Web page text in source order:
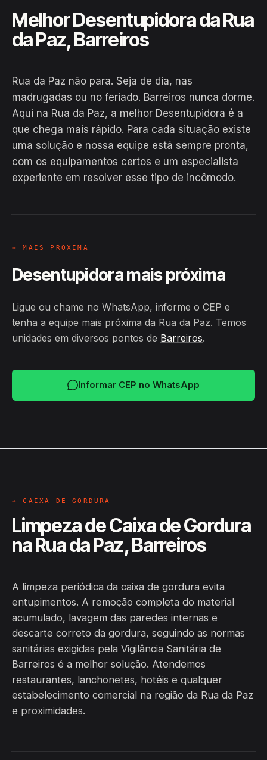
Melhor Desentupidora da Rua
da Paz, Barreiros
Rua da Paz não para. Seja de dia, nas
madrugadas ou no feriado. Barreiros nunca dorme.
Aqui na Rua da Paz, a melhor Desentupidora é a
que chega mais rápido. Para cada situação existe
uma solução e nossa equipe está sempre pronta,
com os equipamentos certos e um especialista
experiente em resolver esse tipo de incômodo.
EM CAMPO
→ MAIS PRÓXIMA
Desentupidora mais próxima
Ligue ou chame no WhatsApp, informe o CEP e
tenha a equipe mais próxima da Rua da Paz. Temos
unidades em diversos pontos de Barreiros.
Informar CEP no WhatsApp
→ CAIXA DE GORDURA
Limpeza de Caixa de Gordura
na Rua da Paz, Barreiros
A limpeza periódica da caixa de gordura evita
entupimentos. A remoção completa do material
acumulado, lavagem das paredes internas e
descarte correto da gordura, seguindo as normas
sanitárias exigidas pela Vigilância Sanitária de
Barreiros é a melhor solução. Atendemos
restaurantes, lanchonetes, hotéis e qualquer
estabelecimento comercial na região da Rua da Paz
e proximidades.